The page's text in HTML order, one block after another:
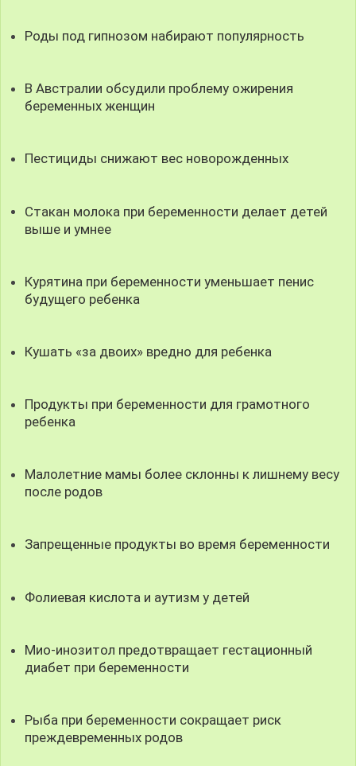
Роды под гипнозом набирают популярность
В Австралии обсудили проблему ожирения
беременных женщин
Пестициды снижают вес новорожденных
Стакан молока при беременности делает детей
выше и умнее
Курятина при беременности уменьшает пенис
будущего ребенка
Кушать «за двоих» вредно для ребенка
Продукты при беременности для грамотного
ребенка
Малолетние мамы более склонны к лишнему весу
после родов
Запрещенные продукты во время беременности
Фолиевая кислота и аутизм у детей
Мио-инозитол предотвращает гестационный
диабет при беременности
Рыба при беременности сокращает риск
преждевременных родов